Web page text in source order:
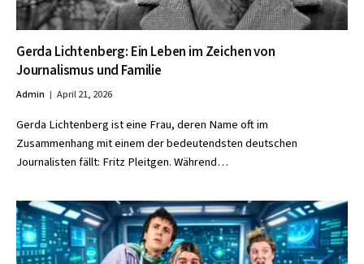
Gerda Lichtenberg: Ein Leben im Zeichen von
Journalismus und Familie
Admin April 21, 2026
Gerda Lichtenberg ist eine Frau, deren Name oft im
Zusammenhang mit einem der bedeutendsten deutschen
Journalisten fällt: Fritz Pleitgen. Während…